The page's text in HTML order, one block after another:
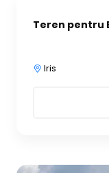
Teren pentru
Iris